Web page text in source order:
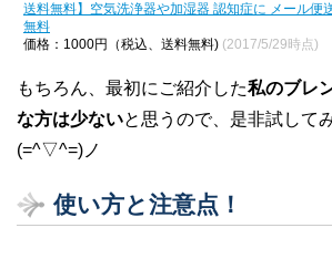
送料無料】空気洗浄器や加湿器 認知症に メール便
無料
価格：1000円（税込、送料無料) (2017/5/29時点)
もちろん、最初にご紹介した私のブレ
な方は少ないと思うので、是非試し
(=^▽^=)ノ
使い方と注意点！